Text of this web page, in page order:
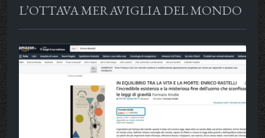
L’OTTAVA MERAVIGLIA DEL MONDO